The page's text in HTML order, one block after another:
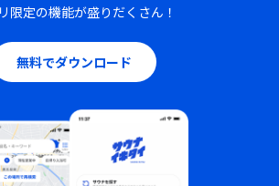
限定の機能が盛りだくさん！
無料でダウンロード